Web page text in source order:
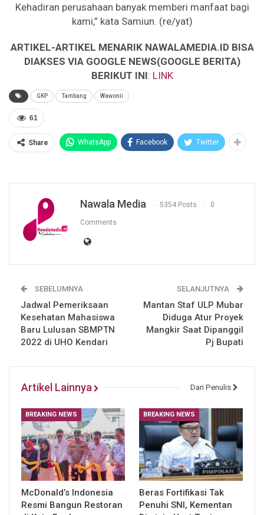
Kehadiran perusahaan banyak memberi manfaat bagi
kami,” kata Samiun. (re/yat)
ARTIKEL-ARTIKEL MENARIK NAWALAMEDIA.ID BISA
DIAKSES VIA GOOGLE NEWS(GOOGLE BERITA)
BERIKUT INI: LINK
GKP Tambang Wawonii
61
Share WhatsApp Facebook Twitter
Nawala Media 5354 Posts 0
Comments
SEBELUMNYA
Jadwal Pemeriksaan
Kesehatan Mahasiswa
Baru Lulusan SBMPTN
2022 di UHO Kendari
SELANJUTNYA
Mantan Staf ULP Mubar
Diduga Atur Proyek
Mangkir Saat Dipanggil
Pj Bupati
Artikel Lainnya Dari Penulis
BREAKING NEWS
McDonald’s Indonesia
Resmi Bangun Restoran
BREAKING NEWS
Beras Fortifikasi Tak
Penuhi SNI, Kementan